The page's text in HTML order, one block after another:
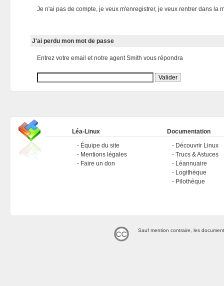
Je n'ai pas de compte, je veux m'enregistrer, je veux rentrer dans la
J'ai perdu mon mot de passe
Entrez votre email et notre agent Smith vous répondra
Léa-Linux
Équipe du site
Mentions légales
Faire un don
Documentation
Découvrir Linux
Trucs & Astuces
Léannuaire
Logithèque
Pilothèque
Sauf mention contraire, les